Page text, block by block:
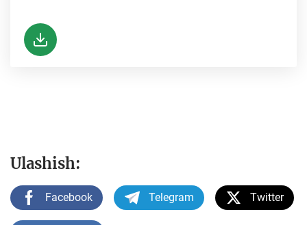
Ulashish:
Facebook Telegram Twitter